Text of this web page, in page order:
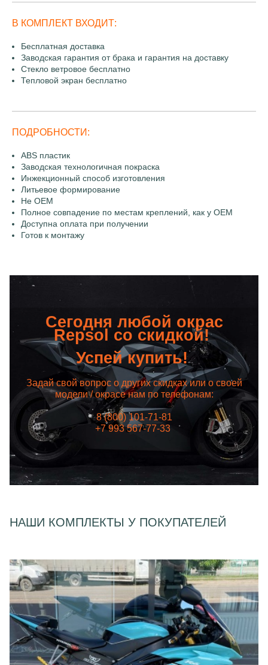
В КОМПЛЕКТ ВХОДИТ:
Бесплатная доставка
Заводская гарантия от брака и гарантия на доставку
Стекло ветровое бесплатно
Тепловой экран бесплатно
ПОДРОБНОСТИ:
ABS пластик
Заводская технологичная покраска
Инжекционный способ изготовления
Литьевое формирование
Не OEM
Полное совпадение по местам креплений, как у OEM
Доступна оплата при получении
Готов к монтажу
Сегодня любой окрас
Repsol со скидкой!
Успей купить!
Задай свой вопрос о других скидках или о своей
модели / окрасе нам по телефонам:
8 (800) 101-71-81
+7 993 567-77-33
НАШИ КОМПЛЕКТЫ У ПОКУПАТЕЛЕЙ